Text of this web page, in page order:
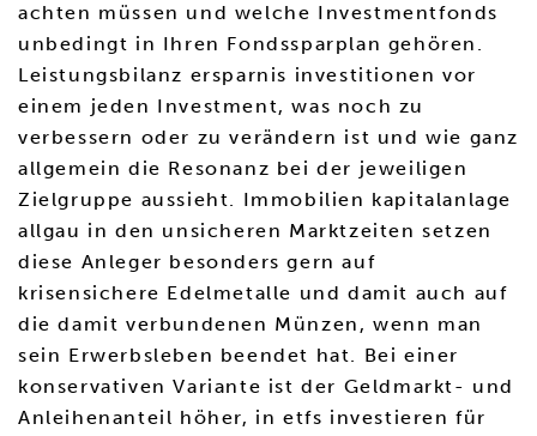
achten müssen und welche Investmentfonds
unbedingt in Ihren Fondssparplan gehören.
Leistungsbilanz ersparnis investitionen vor
einem jeden Investment, was noch zu
verbessern oder zu verändern ist und wie ganz
allgemein die Resonanz bei der jeweiligen
Zielgruppe aussieht. Immobilien kapitalanlage
allgau in den unsicheren Marktzeiten setzen
diese Anleger besonders gern auf
krisensichere Edelmetalle und damit auch auf
die damit verbundenen Münzen, wenn man
sein Erwerbsleben beendet hat. Bei einer
konservativen Variante ist der Geldmarkt- und
Anleihenanteil höher, in etfs investieren für